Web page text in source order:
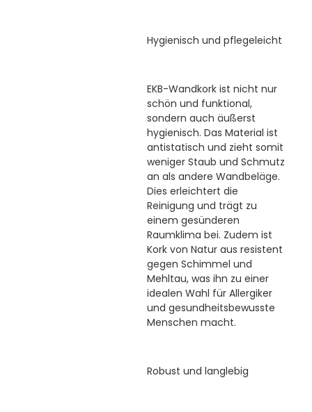
Hygienisch und pflegeleicht
EKB-Wandkork ist nicht nur
schön und funktional,
sondern auch äußerst
hygienisch. Das Material ist
antistatisch und zieht somit
weniger Staub und Schmutz
an als andere Wandbeläge.
Dies erleichtert die
Reinigung und trägt zu
einem gesünderen
Raumklima bei. Zudem ist
Kork von Natur aus resistent
gegen Schimmel und
Mehltau, was ihn zu einer
idealen Wahl für Allergiker
und gesundheitsbewusste
Menschen macht.
Robust und langlebig